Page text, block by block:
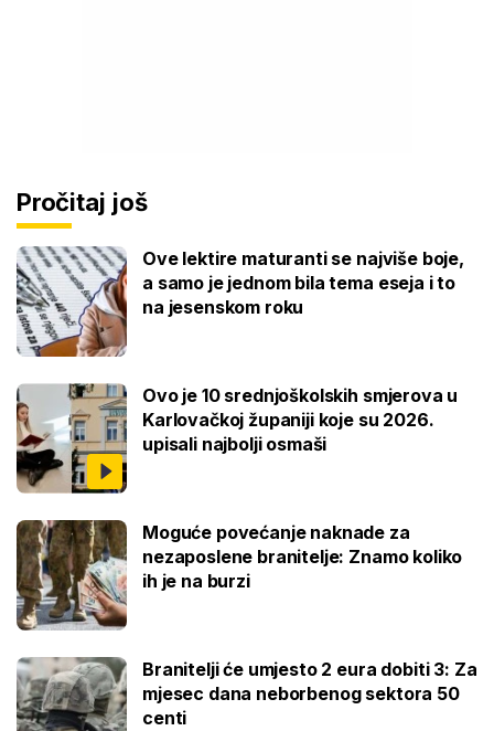
Pročitaj još
Ove lektire maturanti se najviše boje,
a samo je jednom bila tema eseja i to
na jesenskom roku
Ovo je 10 srednjoškolskih smjerova u
Karlovačkoj županiji koje su 2026.
upisali najbolji osmaši
Moguće povećanje naknade za
nezaposlene branitelje: Znamo koliko
ih je na burzi
Branitelji će umjesto 2 eura dobiti 3: Za
mjesec dana neborbenog sektora 50
centi